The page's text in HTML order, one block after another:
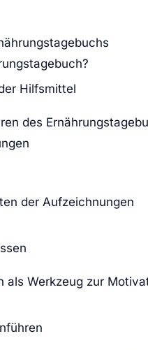
Hilfsmittel
des
der Aufzeichnungen
als Werkzeug zur